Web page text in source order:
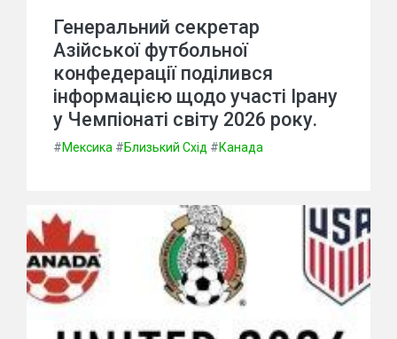
Генеральний секретар
Азійської футбольної
конфедерації поділився
інформацією щодо участі Ірану
у Чемпіонаті світу 2026 року.
#Мексика #Близький Схід #Канада